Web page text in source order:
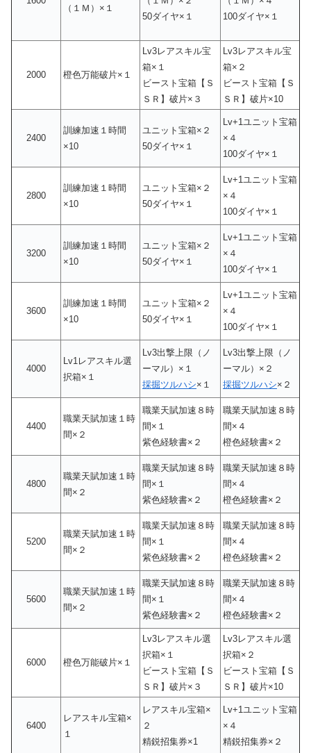
（１Ｍ）×１
50ダイヤ×１
100ダイヤ×１
2000 橙色万能破片×１
Lv3レアスキル宝
箱×１
ビースト宝箱【Ｓ
ＳＲ】破片×３
Lv3レアスキル宝
箱×２
ビースト宝箱【Ｓ
ＳＲ】破片×10
2400
訓練加速１時間
×10
ユニット宝箱×２
50ダイヤ×１
Lv+1ユニット宝箱
×４
100ダイヤ×１
2800
訓練加速１時間
×10
ユニット宝箱×２
50ダイヤ×１
Lv+1ユニット宝箱
×４
100ダイヤ×１
3200
訓練加速１時間
×10
ユニット宝箱×２
50ダイヤ×１
Lv+1ユニット宝箱
×４
100ダイヤ×１
3600
訓練加速１時間
×10
ユニット宝箱×２
50ダイヤ×１
Lv+1ユニット宝箱
×４
100ダイヤ×１
4000
Lv1レアスキル選
択箱×１
Lv3出撃上限（ノ
ーマル）×１
採掘ツルハシ×１
Lv3出撃上限（ノ
ーマル）×２
採掘ツルハシ×２
4400
職業天賦加速１時
間×２
職業天賦加速８時
間×１
紫色経験書×２
職業天賦加速８時
間×４
橙色経験書×２
4800
職業天賦加速１時
間×２
職業天賦加速８時
間×１
紫色経験書×２
職業天賦加速８時
間×４
橙色経験書×２
5200
職業天賦加速１時
間×２
職業天賦加速８時
間×１
紫色経験書×２
職業天賦加速８時
間×４
橙色経験書×２
5600
職業天賦加速１時
間×２
職業天賦加速８時
間×１
紫色経験書×２
職業天賦加速８時
間×４
橙色経験書×２
6000 橙色万能破片×１
Lv3レアスキル選
択箱×１
ビースト宝箱【Ｓ
ＳＲ】破片×３
Lv3レアスキル選
択箱×２
ビースト宝箱【Ｓ
ＳＲ】破片×10
6400
レアスキル宝箱×
１
レアスキル宝箱×
２
精鋭招集券×1
Lv+1ユニット宝箱
×４
精鋭招集券×２